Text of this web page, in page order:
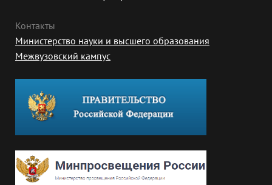
Контакты
Министерство науки и высшего образования
Межвузовский кампус